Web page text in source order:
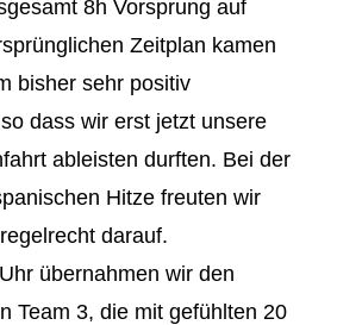
8h Vorsprung auf
Zeitplan kamen
bisher sehr positiv
dass wir erst jetzt unsere
ableisten durften. Bei der
Hitze freuten wir
darauf.
übernahmen wir den
Team 3, die mit gefühlten 20